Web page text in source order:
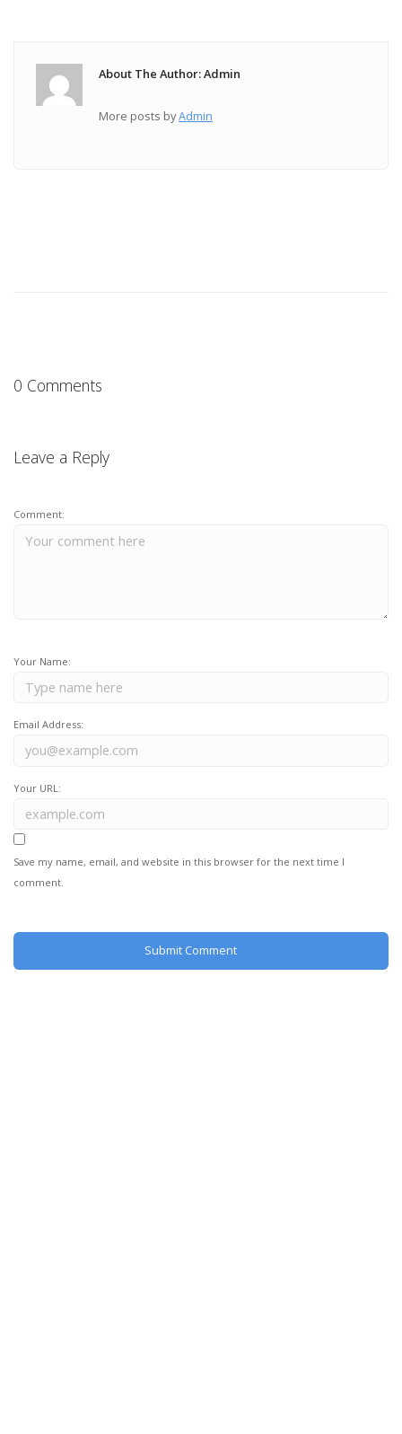
About The Author: Admin
More posts byAdmin
0 Comments
Leave a Reply
Comment:
Your Name:
Email Address:
Your URL:
Save my name, email, and website in this browser for the next time I
comment.